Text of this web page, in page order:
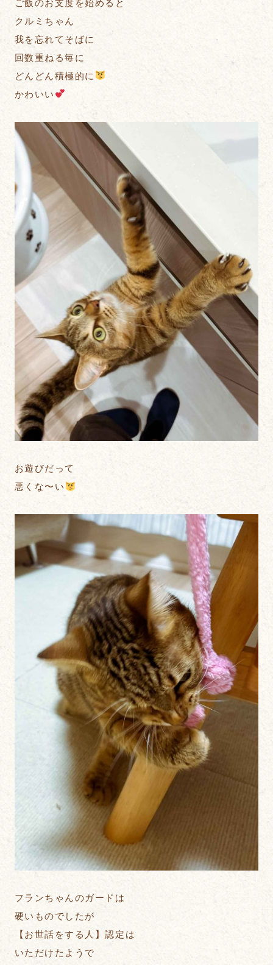
ご飯のお支度を始めると
クルミちゃん
我を忘れてそばに
回数重ねる毎に
どんどん積極的に
かわいい
お遊びだって
悪くな〜い
フランちゃんのガードは
硬いものでしたが
【お世話をする人】認定は
いただけたようで